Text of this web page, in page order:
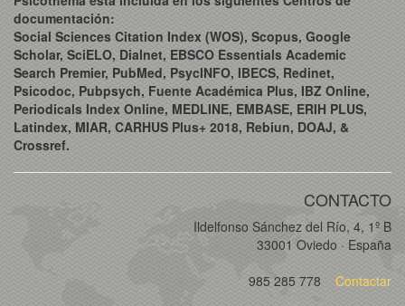
documentación:
Social Sciences Citation Index (WOS), Scopus, Google
Scholar, SciELO, Dialnet, EBSCO Essentials Academic
Search Premier, PubMed, PsycINFO, IBECS, Redinet,
Psicodoc, Pubpsych, Fuente Académica Plus, IBZ Online,
Periodicals Index Online, MEDLINE, EMBASE, ERIH PLUS,
Latindex, MIAR, CARHUS Plus+ 2018, Rebiun, DOAJ, &
Crossref.
CONTACTO
Ildelfonso Sánchez del Río, 4, 1º B
33001 Oviedo · España
985 285 778
Contactar